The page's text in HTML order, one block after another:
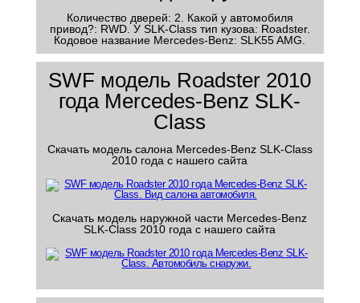
Количество дверей: 2. Какой у автомобиля
привод?: RWD. У SLK-Class тип кузова: Roadster.
Кодовое название Mercedes-Benz: SLK55 AMG.
SWF модель Roadster 2010
года Mercedes-Benz SLK-
Class
Скачать модель салона Mercedes-Benz SLK-Class
2010 года с нашего сайта
Скачать модель наружной части Mercedes-Benz
SLK-Class 2010 года с нашего сайта